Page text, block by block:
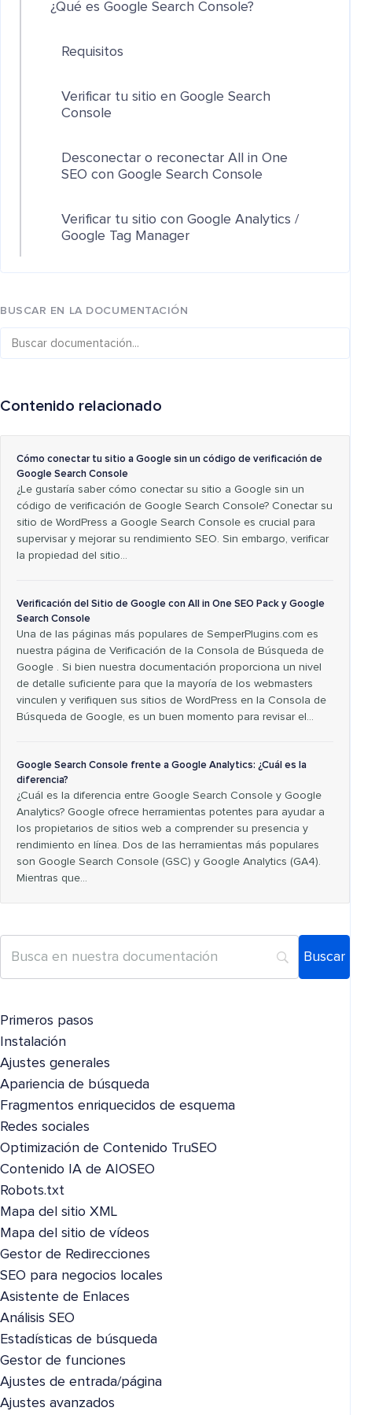
¿Qué es Google Search Console?
Requisitos
Verificar tu sitio en Google Search
Console
Desconectar o reconectar All in One
SEO con Google Search Console
Verificar tu sitio con Google Analytics /
Google Tag Manager
BUSCAR EN LA DOCUMENTACIÓN
Contenido relacionado
Cómo conectar tu sitio a Google sin un código de verificación de
Google Search Console
¿Le gustaría saber cómo conectar su sitio a Google sin un
código de verificación de Google Search Console? Conectar su
sitio de WordPress a Google Search Console es crucial para
supervisar y mejorar su rendimiento SEO. Sin embargo, verificar
la propiedad del sitio…
Verificación del Sitio de Google con All in One SEO Pack y Google
Search Console
Una de las páginas más populares de SemperPlugins.com es
nuestra página de Verificación de la Consola de Búsqueda de
Google . Si bien nuestra documentación proporciona un nivel
de detalle suficiente para que la mayoría de los webmasters
vinculen y verifiquen sus sitios de WordPress en la Consola de
Búsqueda de Google, es un buen momento para revisar el…
Google Search Console frente a Google Analytics: ¿Cuál es la
diferencia?
¿Cuál es la diferencia entre Google Search Console y Google
Analytics? Google ofrece herramientas potentes para ayudar a
los propietarios de sitios web a comprender su presencia y
rendimiento en línea. Dos de las herramientas más populares
son Google Search Console (GSC) y Google Analytics (GA4).
Mientras que…
Primeros pasos
Instalación
Ajustes generales
Apariencia de búsqueda
Fragmentos enriquecidos de esquema
Redes sociales
Optimización de Contenido TruSEO
Contenido IA de AIOSEO
Robots.txt
Mapa del sitio XML
Mapa del sitio de vídeos
Gestor de Redirecciones
SEO para negocios locales
Asistente de Enlaces
Análisis SEO
Estadísticas de búsqueda
Gestor de funciones
Ajustes de entrada/página
Ajustes avanzados